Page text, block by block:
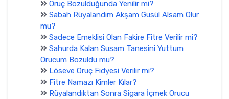
Oruç Bozulduğunda Yenilir mi?
Sabah Rüyalandım Akşam Gusül Alsam Olur
mu?
Sadece Emeklisi Olan Fakire Fitre Verilir mi?
Sahurda Kalan Susam Tanesini Yuttum
Orucum Bozuldu mu?
Löseve Oruç Fidyesi Verilir mi?
Fitre Namazı Kimler Kılar?
Rüyalandıktan Sonra Sigara İçmek Orucu